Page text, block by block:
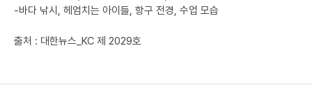
-바다 낚시, 헤엄치는 아이들, 항구 전경, 수업 모습
출처 : 대한뉴스_KC 제 2029호